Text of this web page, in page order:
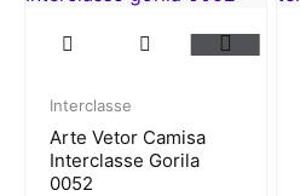
Interclasse
Arte Vetor Camisa
Interclasse Gorila
0052